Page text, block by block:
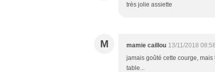
très jolie assiette
M mamie caillou 13/11/2018 08:58
jamais goûté cette courge,
table...